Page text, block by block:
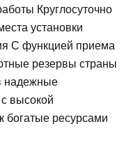
Круглосуточно
установки
С функцией приема
резервы страны
надежные
высокой
богатые ресурсами